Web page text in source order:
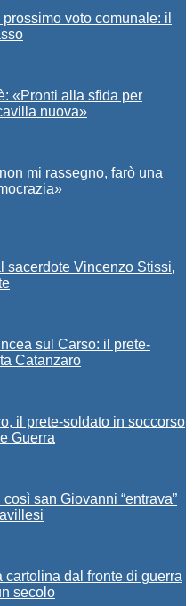
voto comunale: il
«Pronti alla sfida per
nuova»
mi rassegno, farò una
sacerdote Vincenzo Stissi,
sul Carso: il prete-
Catanzaro
il prete-soldato in soccorso
Guerra
san Giovanni “entrava”
cartolina dal fronte di guerra
secolo